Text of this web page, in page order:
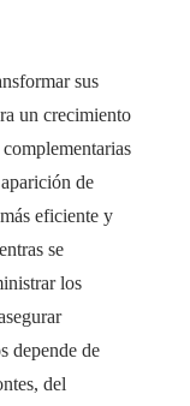
sus
un crecimiento
de
eficiente y
se
los
depende de
del